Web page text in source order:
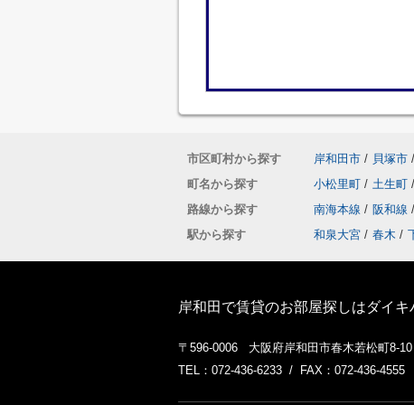
市区町村から探す 岸和田市 / 貝塚市 /
町名から探す
小松里町 / 土生町 /
路線から探す
南海本線 / 阪和線 /
駅から探す
和泉大宮 / 春木 /
岸和田で賃貸のお部屋探しはダイキ
〒596-0006 大阪府岸和田市春木若松町8-10
TEL：072-436-6233 / FAX：072-436-4555